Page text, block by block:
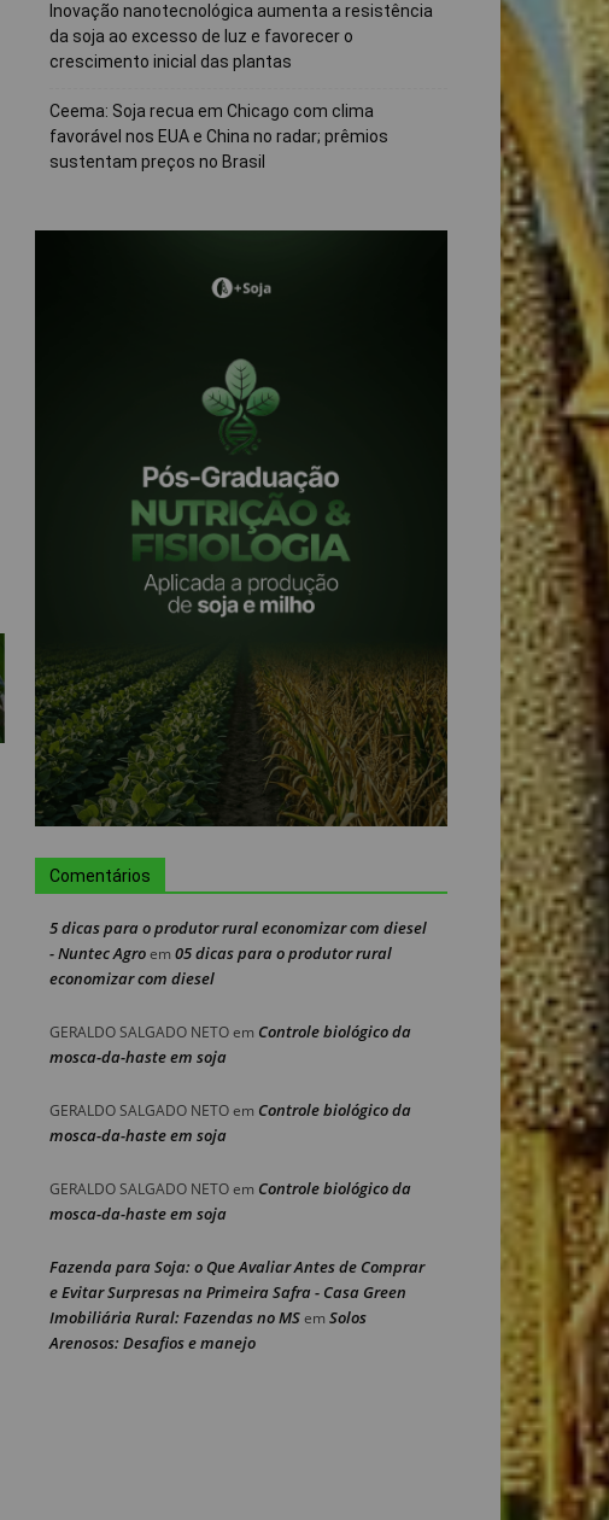
Inovação nanotecnológica aumenta a resistência
da soja ao excesso de luz e favorecer o
crescimento inicial das plantas
Ceema: Soja recua em Chicago com clima
favorável nos EUA e China no radar; prêmios
sustentam preços no Brasil
Comentários
5 dicas para o produtor rural economizar com diesel
- Nuntec Agroem 05 dicas para o produtor rural
economizar com diesel
GERALDO SALGADO NETOem Controle biológico da
mosca-da-haste em soja
GERALDO SALGADO NETOem Controle biológico da
mosca-da-haste em soja
GERALDO SALGADO NETOem Controle biológico da
mosca-da-haste em soja
Fazenda para Soja: o Que Avaliar Antes de Comprar
e Evitar Surpresas na Primeira Safra - Casa Green
Imobiliária Rural: Fazendas no MSem Solos
Arenosos: Desafios e manejo